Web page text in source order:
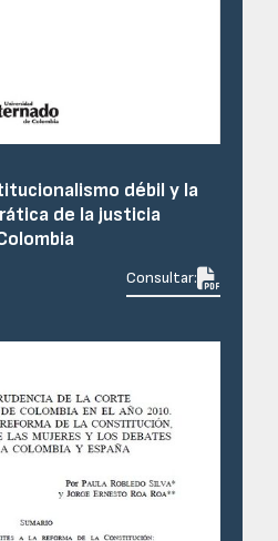
débil y la
de la justicia
Consultar: